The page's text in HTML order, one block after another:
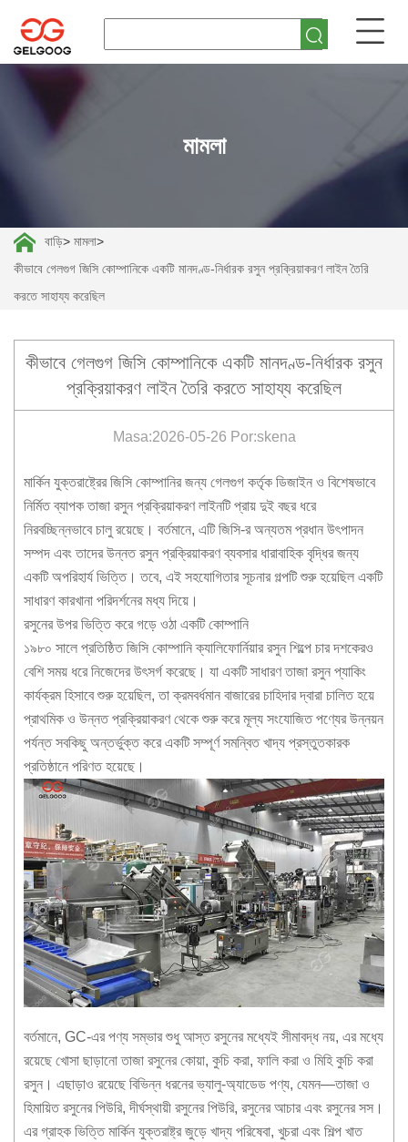
মামলা
বাড়ি> মামলা>
কীভাবে গেলগুগ জিসি কোম্পানিকে একটি মানদণ্ড-নির্ধারক রসুন প্রক্রিয়াকরণ লাইন তৈরি
করতে সাহায্য করেছিল
কীভাবে গেলগুগ জিসি কোম্পানিকে একটি মানদণ্ড-নির্ধারক রসুন
প্রক্রিয়াকরণ লাইন তৈরি করতে সাহায্য করেছিল
Masa:2026-05-26 Por:skena
মার্কিন যুক্তরাষ্ট্রের জিসি কোম্পানির জন্য গেলগুগ কর্তৃক ডিজাইন ও বিশেষভাবে
নির্মিত ব্যাপক তাজা রসুন প্রক্রিয়াকরণ লাইনটি প্রায় দুই বছর ধরে
নিরবচ্ছিন্নভাবে চালু রয়েছে। বর্তমানে, এটি জিসি-র অন্যতম প্রধান উৎপাদন
সম্পদ এবং তাদের উন্নত রসুন প্রক্রিয়াকরণ ব্যবসার ধারাবাহিক বৃদ্ধির জন্য
একটি অপরিহার্য ভিত্তি। তবে, এই সহযোগিতার সূচনার গল্পটি শুরু হয়েছিল একটি
সাধারণ কারখানা পরিদর্শনের মধ্য দিয়ে।
রসুনের উপর ভিত্তি করে গড়ে ওঠা একটি কোম্পানি
১৯৮০ সালে প্রতিষ্ঠিত জিসি কোম্পানি ক্যালিফোর্নিয়ার রসুন শিল্পে চার দশকেরও
বেশি সময় ধরে নিজেদের উৎসর্গ করেছে। যা একটি সাধারণ তাজা রসুন প্যাকিং
কার্যক্রম হিসাবে শুরু হয়েছিল, তা ক্রমবর্ধমান বাজারের চাহিদার দ্বারা চালিত হয়ে
প্রাথমিক ও উন্নত প্রক্রিয়াকরণ থেকে শুরু করে মূল্য সংযোজিত পণ্যের উন্নয়ন
পর্যন্ত সবকিছু অন্তর্ভুক্ত করে একটি সম্পূর্ণ সমন্বিত খাদ্য প্রস্তুতকারক
প্রতিষ্ঠানে পরিণত হয়েছে।
বর্তমানে, GC-এর পণ্য সম্ভার শুধু আস্ত রসুনের মধ্যেই সীমাবদ্ধ নয়, এর মধ্যে
রয়েছে খোসা ছাড়ানো তাজা রসুনের কোয়া, কুচি করা, ফালি করা ও মিহি কুচি করা
রসুন। এছাড়াও রয়েছে বিভিন্ন ধরনের ভ্যালু-অ্যাডেড পণ্য, যেমন—তাজা ও
হিমায়িত রসুনের পিউরি, দীর্ঘস্থায়ী রসুনের পিউরি, রসুনের আচার এবং রসুনের সস।
এর গ্রাহক ভিত্তি মার্কিন যুক্তরাষ্ট্র জুড়ে খাদ্য পরিষেবা, খুচরা এবং শিল্প খাত